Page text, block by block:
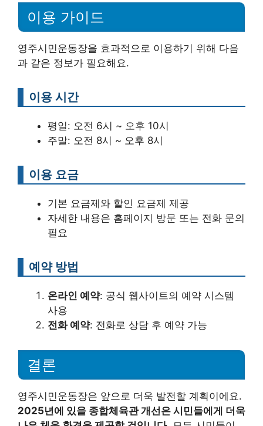
이용 가이드
영주시민운동장을 효과적으로 이용하기 위해 다음
과 같은 정보가 필요해요.
이용 시간
평일: 오전 6시 ~ 오후 10시
주말: 오전 8시 ~ 오후 8시
이용 요금
기본 요금제와 할인 요금제 제공
자세한 내용은 홈페이지 방문 또는 전화 문의
필요
예약 방법
온라인 예약: 공식 웹사이트의 예약 시스템
사용
전화 예약: 전화로 상담 후 예약 가능
결론
영주시민운동장은 앞으로 더욱 발전할 계획이에요.
2025년에 있을 종합체육관 개선은 시민들에게 더욱